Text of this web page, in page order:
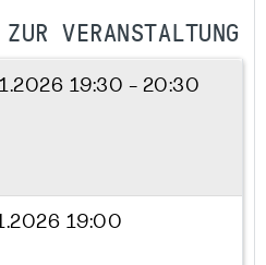
VERANSTALTUNG
19:30 - 20:30
19:00